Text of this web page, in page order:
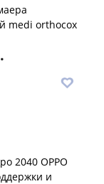
medi orthocox
2040 OPPO
и